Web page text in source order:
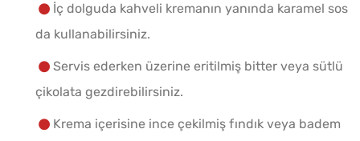
İç dolguda kahveli kremanın yanında karamel sos
da kullanabilirsiniz.
Servis ederken üzerine eritilmiş bitter veya sütlü
çikolata gezdirebilirsiniz.
Krema içerisine ince çekilmiş fındık veya badem